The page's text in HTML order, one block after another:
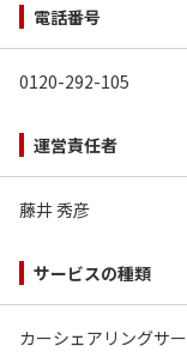
電話番号
0120-292-105
運営責任者
藤井 秀彦
サービスの種類
カーシェアリングサ